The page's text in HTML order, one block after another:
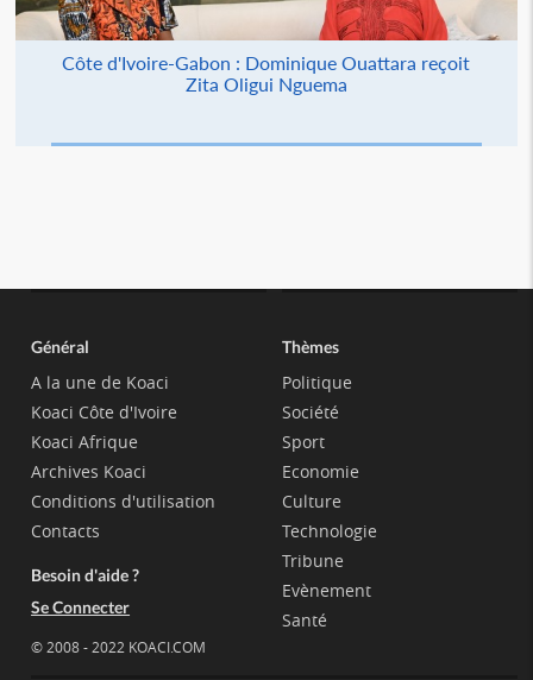
Côte d'Ivoire-Gabon : Dominique Ouattara reçoit
Zita Oligui Nguema
Général
A la une de Koaci
Koaci Côte d'Ivoire
Koaci Afrique
Archives Koaci
Conditions d'utilisation
Contacts
Besoin d'aide ?
Se Connecter
© 2008 - 2022 KOACI.COM
Thèmes
Politique
Société
Sport
Economie
Culture
Technologie
Tribune
Evènement
Santé